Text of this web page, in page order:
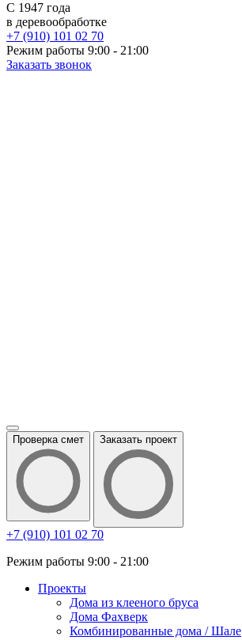
С 1947 года
в деревообработке
+7 (910) 101 02 70
Режим работы 9:00 - 21:00
Заказать звонок
Проверка смет Заказать проект
+7 (910) 101 02 70
Режим работы 9:00 - 21:00
Проекты
Дома из клееного бруса
Дома Фахверк
Комбинированные дома / Шале